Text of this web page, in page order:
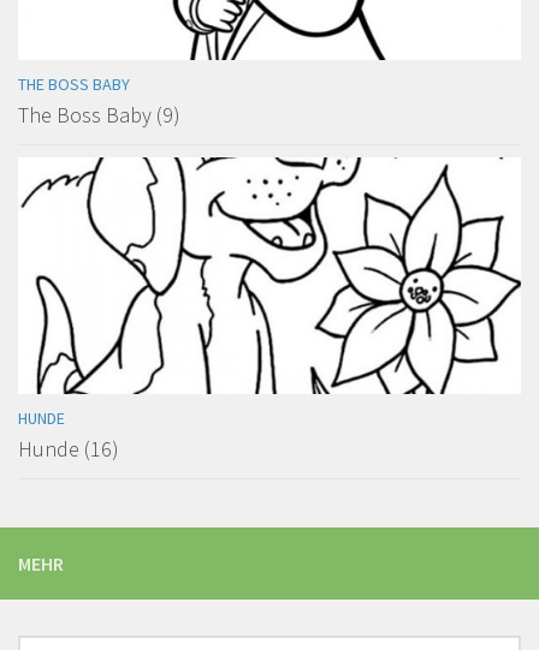
THE BOSS BABY
The Boss Baby (9)
HUNDE
Hunde (16)
MEHR